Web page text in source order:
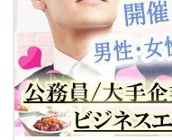
ざいます。原則、男女比に関わら
止」及び「返金」させて頂きます